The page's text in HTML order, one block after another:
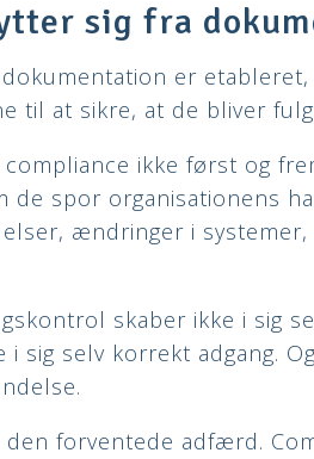
sig fra
er
til at sikre, at de bliver
ikke først og
de spor organisationens
ændringer i
skaber ikke i sig
i sig selv korrekt adgang.
forventede adfærd.